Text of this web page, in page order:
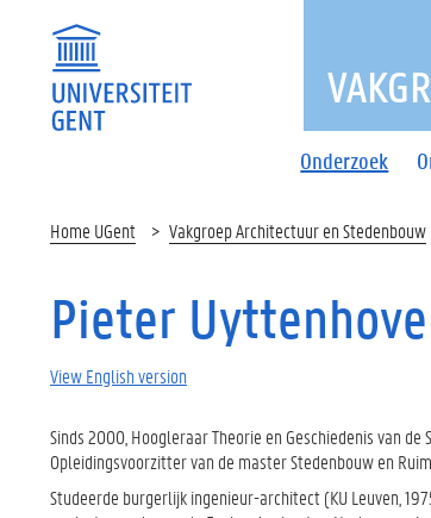
Onderzoek
Home UGent Vakgroep Architectuur en Stedenbouw
Pieter Uyttenhove
View English version
Sinds 2000, Hoogleraar Theorie en Geschiedenis van
Opleidingsvoorzitter van de master Stedenbouw en
Studeerde burgerlijk ingenieur-architect (KU Leuven,